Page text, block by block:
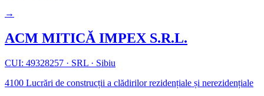
→
ACM MITICĂ IMPEX S.R.L.
CUI: 49328257 · SRL · Sibiu
4100 Lucrări de construcții a clădirilor rezidențiale și nerezidențiale